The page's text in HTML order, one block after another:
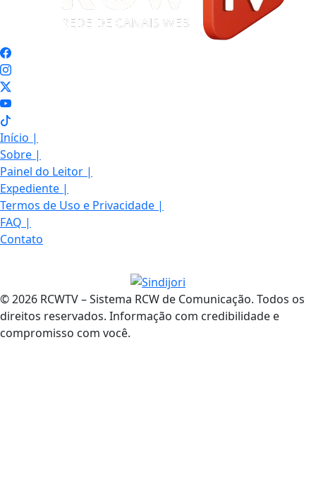
Início |
Sobre |
Painel do Leitor |
Expediente |
Termos de Uso e Privacidade |
FAQ |
Contato
© 2026 RCWTV – Sistema RCW de Comunicação. Todos os
direitos reservados. Informação com credibilidade e
compromisso com você.